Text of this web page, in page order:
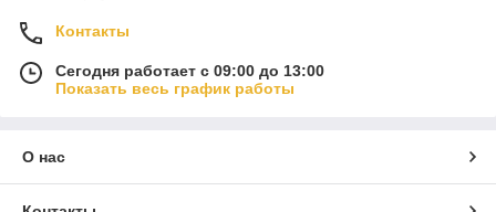
Контакты
Сегодня работает с 09:00 до 13:00
Показать весь график работы
О нас